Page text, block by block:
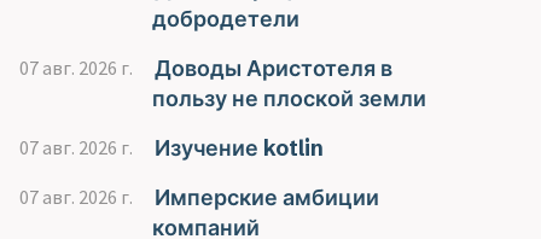
добродетели
07 авг. 2026 г.
Доводы Аристотеля в
пользу не плоской земли
07 авг. 2026 г. Изучение kotlin
07 авг. 2026 г.
Имперские амбиции
компаний